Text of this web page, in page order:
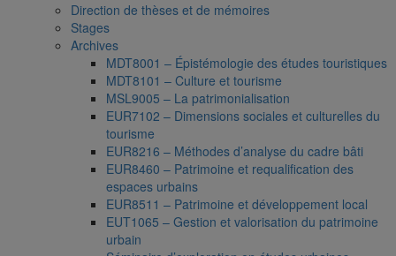
Direction de thèses et de mémoires
Stages
Archives
MDT8001 – Épistémologie des études touristiques
MDT8101 – Culture et tourisme
MSL9005 – La patrimonialisation
EUR7102 – Dimensions sociales et culturelles du
tourisme
EUR8216 – Méthodes d’analyse du cadre bâti
EUR8460 – Patrimoine et requalification des
espaces urbains
EUR8511 – Patrimoine et développement local
EUT1065 – Gestion et valorisation du patrimoine
urbain